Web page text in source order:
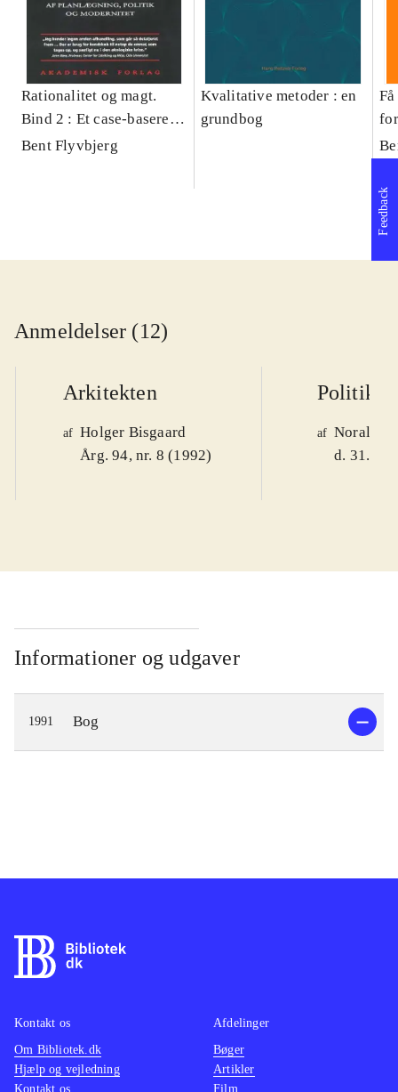
Rationalitet og magt.
Bind 2 : Et case-baseret
studie af planlægning,
Bent Flyvbjerg
Kvalitative metoder : en
grundbog
Anmeldelser (12)
Arkitekten
af Holger Bisgaard
Årg. 94, nr. 8 (1992)
Politiken
af Noralv
d. 31.
Informationer og udgaver
1991 Bog
Feedback
Kontakt os
Om Bibliotek.dk
Hjælp og vejledning
Kontakt os
Afdelinger
Bøger
Artikler
Film